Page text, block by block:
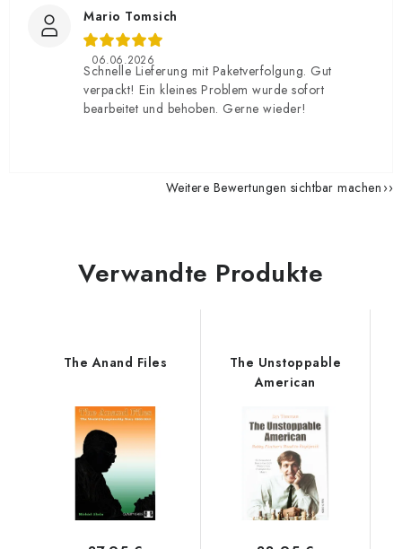
Mario Tomsich
06.06.2026
Schnelle Lieferung mit Paketverfolgung. Gut
verpackt! Ein kleines Problem wurde sofort
bearbeitet und behoben. Gerne wieder!
Weitere Bewertungen sichtbar machen
Verwandte Produkte
The Anand Files
The Unstoppable
American